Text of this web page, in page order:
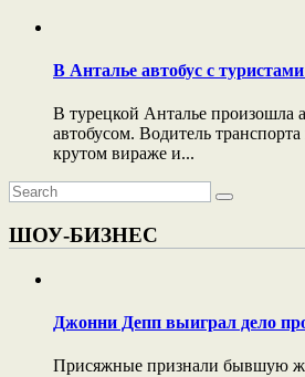
В Анталье автобус с
В турецкой Анталье произошла
автобусом. Водитель
крутом вираже и...
ШОУ-БИЗНЕС
Джонни Депп выиграл дело
Присяжные признали бывшую